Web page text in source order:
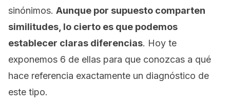
sinónimos. Aunque por supuesto comparten
similitudes, lo cierto es que podemos
establecer claras diferencias. Hoy te
exponemos 6 de ellas para que conozcas a qué
hace referencia exactamente un diagnóstico de
este tipo.